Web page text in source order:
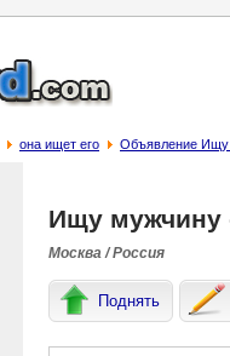
она ищет его Объявление Ищу
Ищу мужчину
Москва / Россия
Поднять